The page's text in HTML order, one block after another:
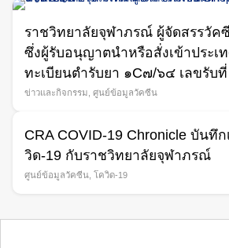
ราชวิทยาลัยจุฬาภรณ์ ผู้จัดสรรวัค
ซึ่งผู้รับอนุญาตนำหรือสั่งเข้าประเ
ทะเบียนตำรับยา ๑C๗/๖๔ เลขรั
ข่าวและกิจกรรม ศูนย์ข้อมูลวัคซีน
CRA COVID-19 Chronicle บันทึ
วิด-19 กับราชวิทยาลัยจุฬาภรณ์
ศูนย์ข้อมูลวัคซีน โควิด-19